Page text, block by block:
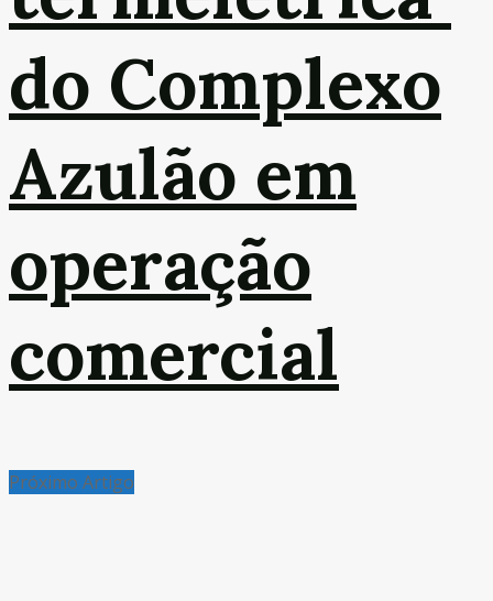
do Complexo
Azulão em
operação
comercial
Próximo Artigo